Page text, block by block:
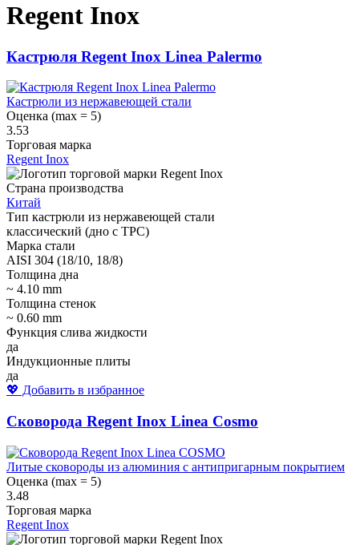
Regent Inox
Кастрюля Regent Inox Linea Palermo
Кастрюли из нержавеющей стали
Оценка (max = 5)
3.53
Торговая марка
Regent Inox
Страна производства
Китай
Тип кастрюли из нержавеющей стали
классический (дно с ТРС)
Марка стали
AISI 304 (18/10, 18/8)
Толщина дна
~ 4.10 mm
Толщина стенок
~ 0.60 mm
Функция слива жидкости
да
Индукционные плиты
да
💖 Добавить в избранное
Сковорода Regent Inox Linea Cosmo
Литые сковороды из алюминия с антипригарным покрытием
Оценка (max = 5)
3.48
Торговая марка
Regent Inox